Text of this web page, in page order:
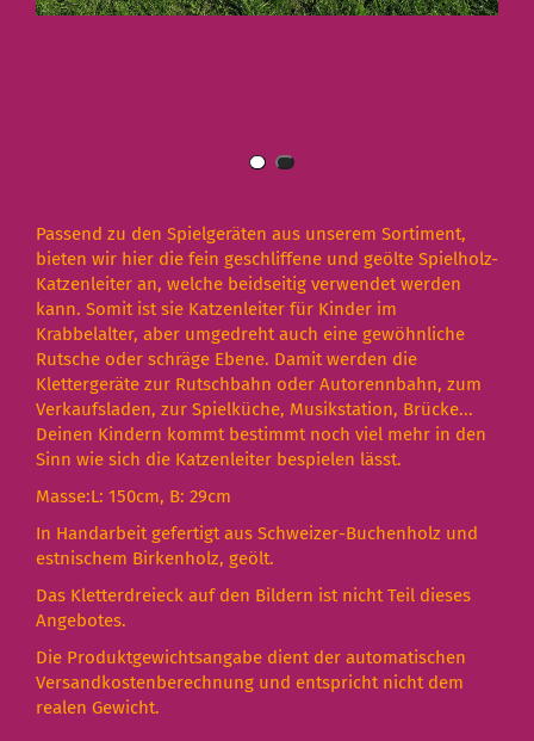
Passend zu den Spielgeräten aus unserem Sortiment,
bieten wir hier die fein geschliffene und geölte Spielholz-
Katzenleiter an, welche beidseitig verwendet werden
kann. Somit ist sie Katzenleiter für Kinder im
Krabbelalter, aber umgedreht auch eine gewöhnliche
Rutsche oder schräge Ebene. Damit werden die
Klettergeräte zur Rutschbahn oder Autorennbahn, zum
Verkaufsladen, zur Spielküche, Musikstation, Brücke...
Deinen Kindern kommt bestimmt noch viel mehr in den
Sinn wie sich die Katzenleiter bespielen lässt.
Masse:L: 150cm, B: 29cm
In Handarbeit gefertigt aus Schweizer-Buchenholz und
estnischem Birkenholz, geölt.
Das Kletterdreieck auf den Bildern ist nicht Teil dieses
Angebotes.
Die Produktgewichtsangabe dient der automatischen
Versandkostenberechnung und entspricht nicht dem
realen Gewicht.